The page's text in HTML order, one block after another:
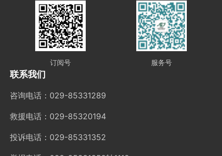
订阅号 服务号
联系我们
咨询电话：029-85331289
救援电话：029-85320194
投诉电话：029-85331352